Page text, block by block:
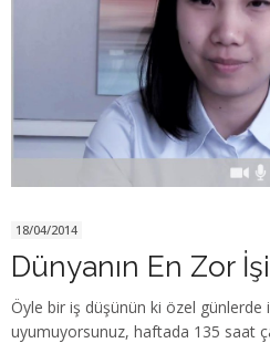
18/04/2014
Dünyanın En Zor İşi
Öyle bir iş düşünün ki özel günlerde
uyumuyorsunuz, haftada 135 saat